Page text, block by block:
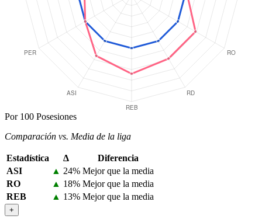
Por 100 Posesiones
Comparación vs. Media de la liga
Estadística Δ
Diferencia
ASI
▲ 24% Mejor que la media
RO
▲ 18% Mejor que la media
REB
▲ 13% Mejor que la media
+